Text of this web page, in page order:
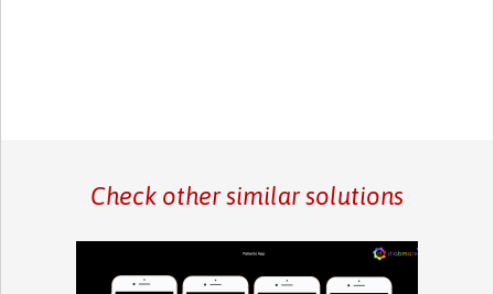
Check other similar solutions